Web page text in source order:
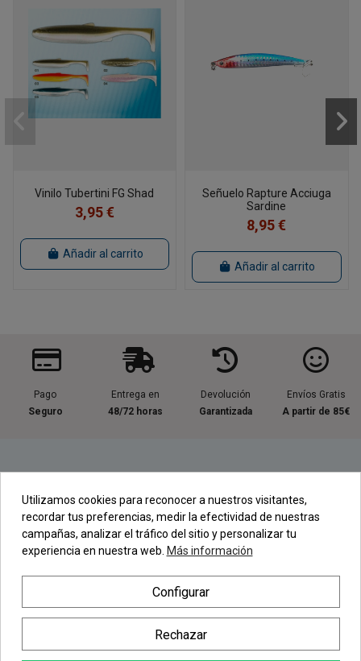
Vinilo Tubertini FG Shad
3,95 €
Añadir al carrito
Señuelo Rapture Acciuga
Sardine
8,95 €
Añadir al carrito
Pago
Seguro
Entrega en
48/72 horas
Devolución
Garantizada
Envíos Gratis
A partir de 85€
Contacta con nosotros
Regístrate en nuestra Newsletter
Newsletter
Utilizamos cookies para reconocer a nuestros visitantes,
recordar tus preferencias, medir la efectividad de nuestras
campañas, analizar el tráfico del sitio y personalizar tu
experiencia en nuestra web. Más información
Configurar
Rechazar